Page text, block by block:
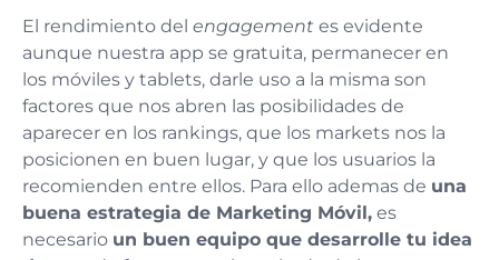
El rendimiento del engagement es evidente
aunque nuestra app se gratuita, permanecer en
los móviles y tablets, darle uso a la misma son
factores que nos abren las posibilidades de
aparecer en los rankings, que los markets nos la
posicionen en buen lugar, y que los usuarios la
recomienden entre ellos. Para ello ademas de una
buena estrategia de Marketing Móvil, es
necesario un buen equipo que desarrolle tu idea